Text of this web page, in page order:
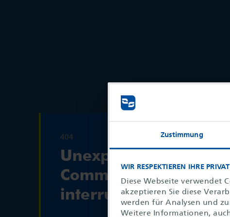
Zustimmung
WIR RESPEKTIEREN IHRE
Diese Webseite verwendet
akzeptieren Sie diese
werden für Analysen und
Weitere Informationen,
404
Unexpected
Communication
interrupt